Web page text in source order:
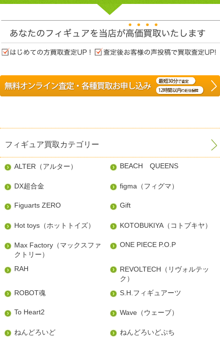
フィギュア買取カテゴリー
ALTER（アルター） BEACH QUEENS
DX超合金 figma（フィグマ）
Figuarts ZERO Gift
Hot toys（ホットトイズ） KOTOBUKIYA（コトブキヤ）
Max Factory（マックスファ
クトリー）
ONE PIECE P.O.P
RAH
REVOLTECH（リヴォルテッ
ク）
ROBOT魂
S.H.フィギュアーツ
To Heart2 Wave（ウェーブ）
ねんどろいど ねんどろいどぷち